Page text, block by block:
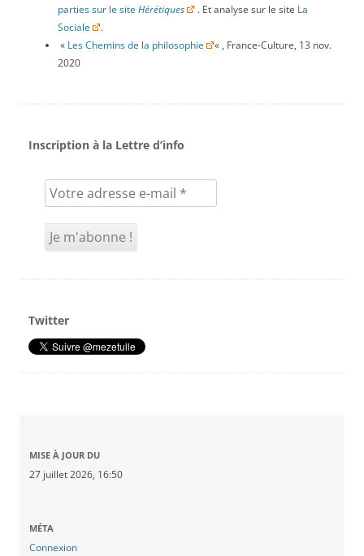
parties sur le site Hérétiques . Et analyse sur le site La
Sociale
.
« Les Chemins de la philosophie
« , France-Culture, 13 nov.
2020
Inscription à la Lettre d’info
Twitter
MISE À JOUR DU
27 juillet 2026, 16:50
MÉTA
Connexion